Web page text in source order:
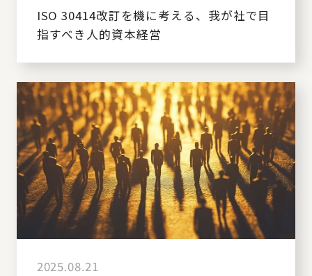
ISO 30414改訂を機に考える、我が社で目
指すべき人的資本経営
2025.08.21